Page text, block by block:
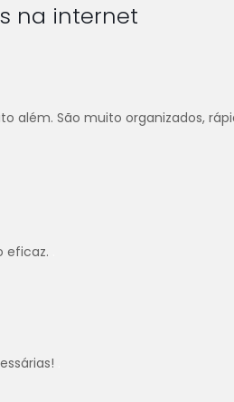
na internet
além. São muito organizados,
eficaz.